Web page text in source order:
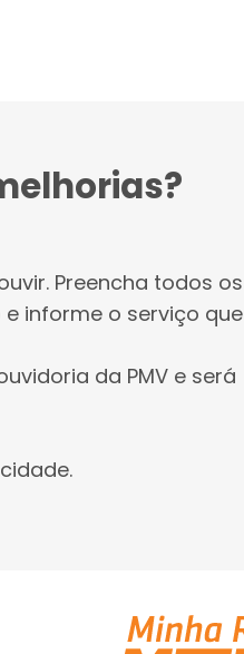
Preencha todos os
informe o serviço que
da PMV e será